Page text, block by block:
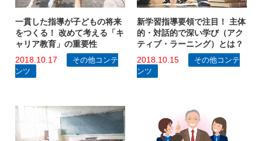
一貫した指導が子どもの将来
をつくる！ 改めて考える「キ
ャリア教育」の重要性
2018.10.17
その他コンテ
ンツ
新学習指導要領で注目！ 主体
的・対話的で深い学び（アク
ティブ・ラーニング）とは？
2018.10.15
その他コンテ
ンツ